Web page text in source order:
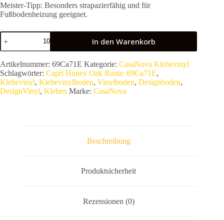
Meister-Tipp: Besonders strapazierfähig und für
Fußbodenheizung geeignet.
CasaNova
Positano
Capri
Honey
Oak
Rustic
69Ca71E
–
In den Warenkorb
Artikelnummer: 69Ca71E Kategorie: CasaNova Klebevinyl
Schlagwörter: Capri Honey Oak Rustic 69Ca71E,
Klebevinyl, Klebevinylboden, Vinylboden, Designboden,
DesignVinyl, Kleben Marke: CasaNova
Beschreibung
Produktsicherheit
Rezensionen (0)